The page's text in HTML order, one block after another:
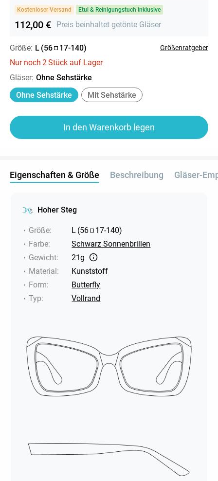
Kostenloser Versand Etui & Reinigungstuch inklusive
112,00 € Preis beinhaltet getönte Gläser
Größe: L (56 17-140) Größenratgeber
Nur noch 2Stück auf Lager
Gläser: Ohne Sehstärke
Ohne Sehstärke
Mit Sehstärke
In den Warenkorb legen
Eigenschaften & Größe Beschreibung Gläser-
Hoher Steg
Größe: L (56 17-140)
Farbe:
Schwarz Sonnenbrillen
Gewicht:
21g
Material:
Kunststoff
Form:
Butterfly
Typ: Vollrand